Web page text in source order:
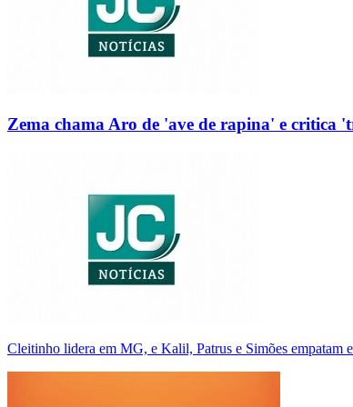
Zema chama Aro de 'ave de rapina' e critica
Cleitinho lidera em MG, e Kalil, Patrus e Simões empatam